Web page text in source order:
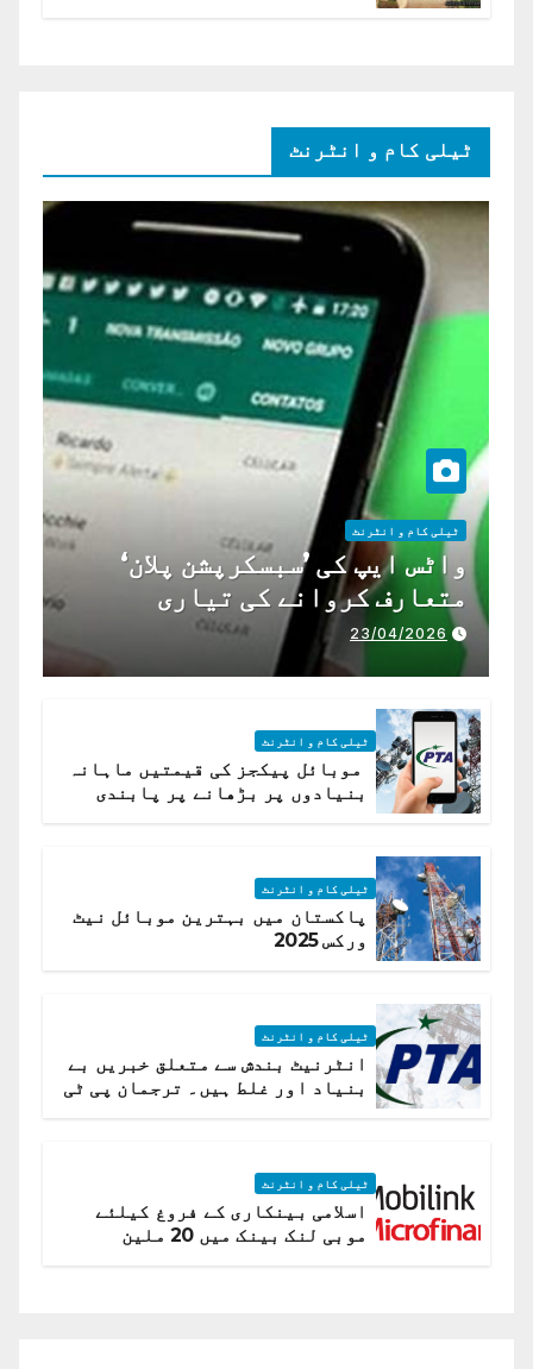
ٹیلی کام و انٹرنٹ
ٹیلی کام و انٹرنٹ
واٹس ایپ کی ’سبسکرپشن پلان‘
متعارف کروانے کی تیاری
23/04/2026
ٹیلی کام و انٹرنٹ
موبائل پیکجز کی قیمتیں ماہانہ
بنیادوں پر بڑھانے پر پابندی
ٹیلی کام و انٹرنٹ
پاکستان میں بہترین موبائل نیٹ
ورکس 2025
ٹیلی کام و انٹرنٹ
انٹرنیٹ بندش سے متعلق خبریں بے
بنیاد اور غلط ہیں۔ ترجمان پی ٹی
ٹیلی کام و انٹرنٹ
اسلامی بینکاری کے فروغ کیلئے
موبی لنک بینک میں 20 ملین